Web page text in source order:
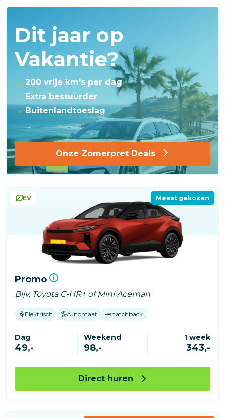
Dit jaar op
Vakantie?
200 vrije km's per dag
Extra bestuurder
Buitenlandtoeslag
Onze Zomerpret Deals
EV Meest gekozen
Promo
Bijv. Toyota C-HR+ of Mini Aceman
Elektrisch Automaat hatchback
Dag
49,-
Weekend
98,-
1 week
343,-
Direct huren